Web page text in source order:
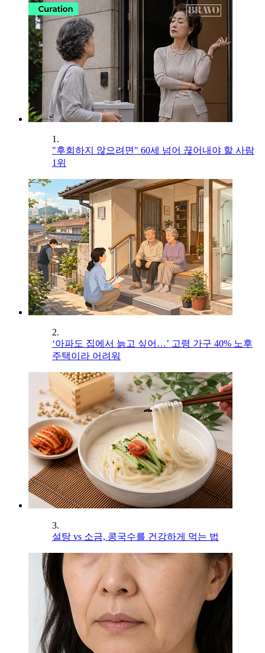
1.
"후회하지 않으려면" 60세 넘어 끊어내야 할 사람
1위
2.
‘아파도 집에서 늙고 싶어…’ 고령 가구 40% 노후
주택이라 어려워
3.
설탕 vs 소금, 콩국수를 건강하게 먹는 법